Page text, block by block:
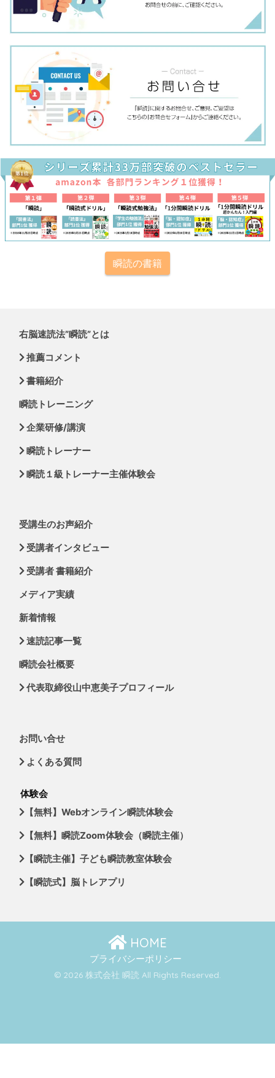
瞬読の書籍
右脳速読法”瞬読”とは
推薦コメント
書籍紹介
瞬読トレーニング
企業研修/講演
瞬読トレーナー
瞬読１級トレーナー主催体験会
受講生のお声紹介
受講者インタビュー
受講者 書籍紹介
メディア実績
新着情報
速読記事一覧
瞬読会社概要
代表取締役山中恵美子プロフィール
お問い合せ
よくある質問
体験会
【無料】Webオンライン瞬読体験会
【無料】瞬読Zoom体験会（瞬読主催）
【瞬読主催】子ども瞬読教室体験会
【瞬読式】脳トレアプリ
HOME
プライバシーポリシー
© 2026 株式会社 瞬読 All Rights Reserved.